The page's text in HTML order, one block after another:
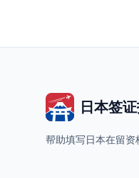
日本签
帮助填写日本在留资